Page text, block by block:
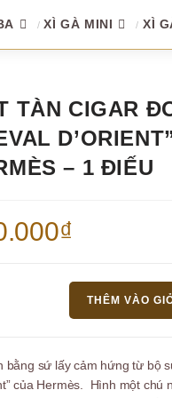
XÌ GÀ MINI XÌ
TÀN CIGAR
– 1 ĐIẾU
₫
THÊM VÀO
bằng sứ lấy cảm hứng từ bộ
của Hermès.
Hình một chú